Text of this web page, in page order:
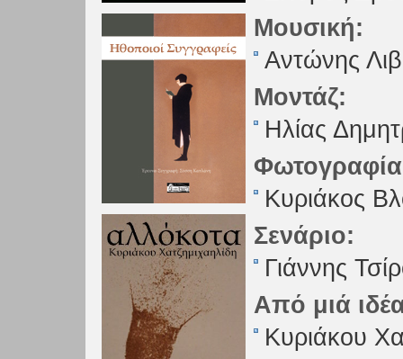
Μουσική:
Αντώνης
Μοντάζ:
Ηλίας
Κυριάκος
Σενάριο:
Γιάννης
Από μιά
Κυριάκου